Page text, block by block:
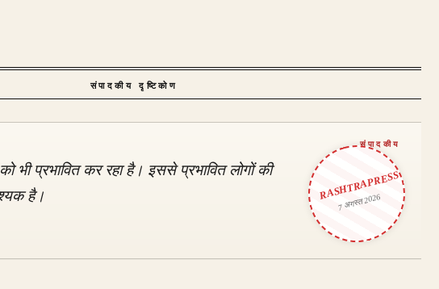
संपादकीय दृष्टिकोण
को भी प्रभावित कर रहा है। इससे प्रभावित लोगों की
है।
RASHTRAPRESS
7 अगस्त 2026